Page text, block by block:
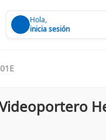
Hola,
inicia sesión